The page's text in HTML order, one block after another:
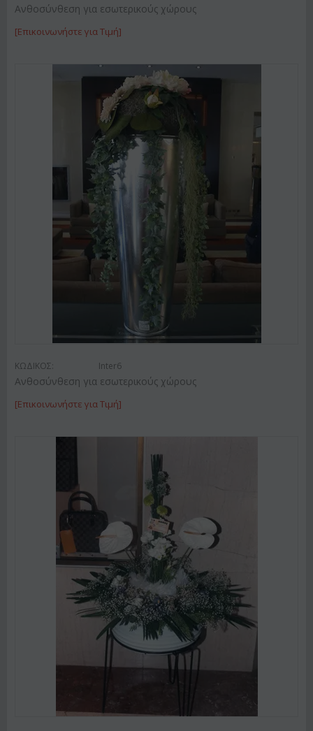
Ανθοσύνθεση για εσωτερικούς χώρους
[Επικοινωνήστε για Τιμή]
ΚΩΔΙΚΟΣ: Inter6
Ανθοσύνθεση για εσωτερικούς χώρους
[Επικοινωνήστε για Τιμή]